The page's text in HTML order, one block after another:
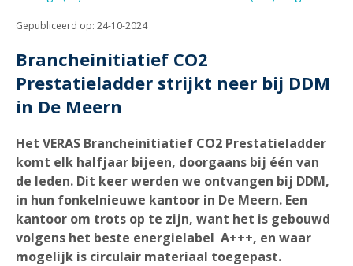
Gepubliceerd op: 24-10-2024
Brancheinitiatief CO2
Prestatieladder strijkt neer bij DDM
in De Meern
Het VERAS Brancheinitiatief CO2 Prestatieladder
komt elk halfjaar bijeen, doorgaans bij één van
de leden. Dit keer werden we ontvangen bij DDM,
in hun fonkelnieuwe kantoor in De Meern. Een
kantoor om trots op te zijn, want het is gebouwd
volgens het beste energielabel A+++, en waar
mogelijk is circulair materiaal toegepast.